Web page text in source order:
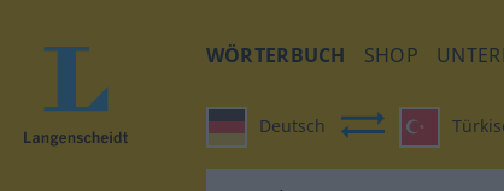
WÖRTERBUCH SHOP
Deutsch